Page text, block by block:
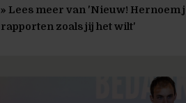
» Lees meer van 'Nieuw! Hernoem
rapporten zoals jij het wilt'